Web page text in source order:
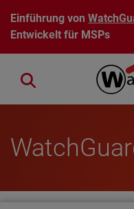
Direkt zum Inhalt
Einführung von
Entwickelt für MSPs
Close search